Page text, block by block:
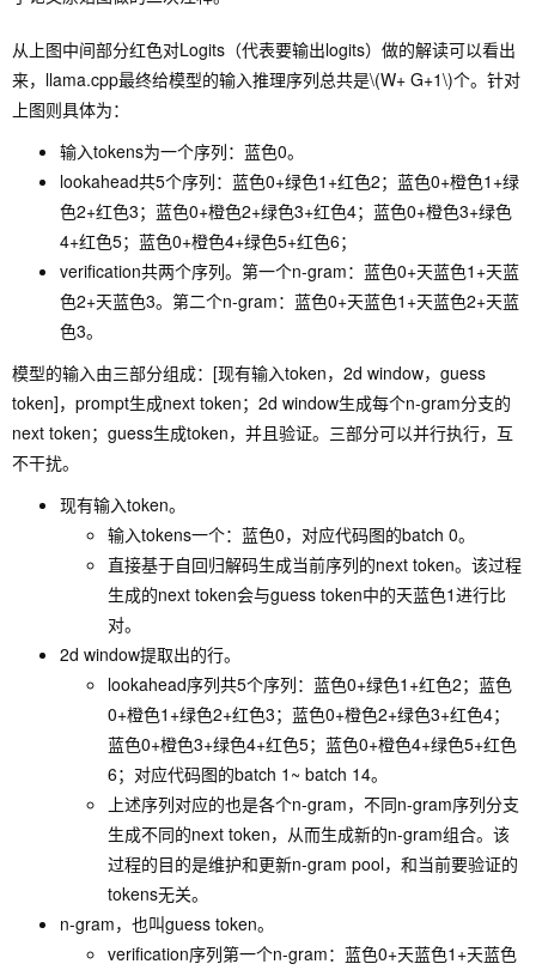
从上图中间部分红色对Logits（代表要输出logits）做的解读可以看出
来，llama.cpp最终给模型的输入推理序列总共是\(W+ G+1\)个。针对
上图则具体为：
输入tokens为一个序列：蓝色0。
lookahead共5个序列：蓝色0+绿色1+红色2；蓝色0+橙色1+绿
色2+红色3；蓝色0+橙色2+绿色3+红色4；蓝色0+橙色3+绿色
4+红色5；蓝色0+橙色4+绿色5+红色6；
verification共两个序列。第一个n-gram：蓝色0+天蓝色1+天蓝
色2+天蓝色3。第二个n-gram：蓝色0+天蓝色1+天蓝色2+天蓝
色3。
模型的输入由三部分组成：[现有输入token，2d window，guess
token]，prompt生成next token；2d window生成每个n-gram分支的
next token；guess生成token，并且验证。三部分可以并行执行，互
不干扰。
现有输入token。
输入tokens一个：蓝色0，对应代码图的batch 0。
直接基于自回归解码生成当前序列的next token。该过程
生成的next token会与guess token中的天蓝色1进行比
对。
2d window提取出的行。
lookahead序列共5个序列：蓝色0+绿色1+红色2；蓝色
0+橙色1+绿色2+红色3；蓝色0+橙色2+绿色3+红色4；
蓝色0+橙色3+绿色4+红色5；蓝色0+橙色4+绿色5+红色
6；对应代码图的batch 1~ batch 14。
上述序列对应的也是各个n-gram，不同n-gram序列分支
生成不同的next token，从而生成新的n-gram组合。该
过程的目的是维护和更新n-gram pool，和当前要验证的
tokens无关。
n-gram，也叫guess token。
verification序列第一个n-gram：蓝色0+天蓝色1+天蓝色